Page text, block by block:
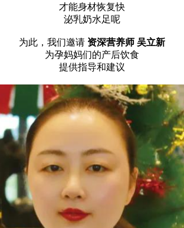
才能身材恢复快
泌乳奶水足呢
为此，我们邀请 资深营养师 吴立新
为孕妈妈们的产后饮食
提供指导和建议